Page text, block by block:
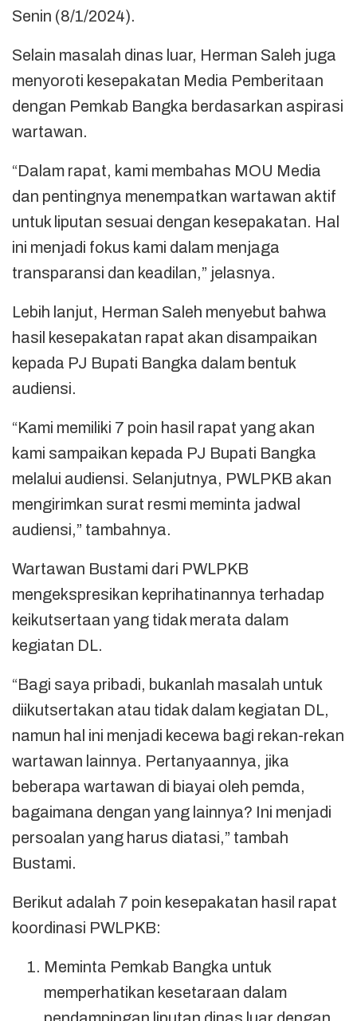
Senin (8/1/2024).
Selain masalah dinas luar, Herman Saleh juga
menyoroti kesepakatan Media Pemberitaan
dengan Pemkab Bangka berdasarkan aspirasi
wartawan.
“Dalam rapat, kami membahas MOU Media
dan pentingnya menempatkan wartawan aktif
untuk liputan sesuai dengan kesepakatan. Hal
ini menjadi fokus kami dalam menjaga
transparansi dan keadilan,” jelasnya.
Lebih lanjut, Herman Saleh menyebut bahwa
hasil kesepakatan rapat akan disampaikan
kepada PJ Bupati Bangka dalam bentuk
audiensi.
“Kami memiliki 7 poin hasil rapat yang akan
kami sampaikan kepada PJ Bupati Bangka
melalui audiensi. Selanjutnya, PWLPKB akan
mengirimkan surat resmi meminta jadwal
audiensi,” tambahnya.
Wartawan Bustami dari PWLPKB
mengekspresikan keprihatinannya terhadap
keikutsertaan yang tidak merata dalam
kegiatan DL.
“Bagi saya pribadi, bukanlah masalah untuk
diikutsertakan atau tidak dalam kegiatan DL,
namun hal ini menjadi kecewa bagi rekan-rekan
wartawan lainnya. Pertanyaannya, jika
beberapa wartawan di biayai oleh pemda,
bagaimana dengan yang lainnya? Ini menjadi
persoalan yang harus diatasi,” tambah
Bustami.
Berikut adalah 7 poin kesepakatan hasil rapat
koordinasi PWLPKB:
Meminta Pemkab Bangka untuk
memperhatikan kesetaraan dalam